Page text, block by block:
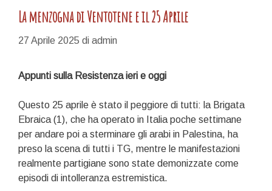
La menzogna di Ventotene e il 25 Aprile
27 Aprile 2025 di admin
Appunti sulla Resistenza ieri e oggi
Questo 25 aprile è stato il peggiore di tutti: la Brigata
Ebraica (1), che ha operato in Italia poche settimane
per andare poi a sterminare gli arabi in Palestina, ha
preso la scena di tutti i TG, mentre le manifestazioni
realmente partigiane sono state demonizzate come
episodi di intolleranza estremistica.